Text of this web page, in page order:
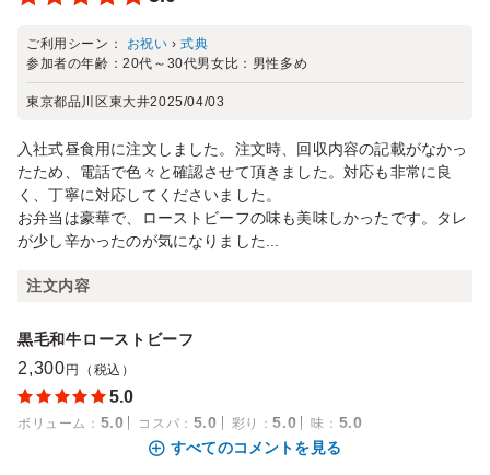
ご利用シーン： お祝い ›式典
参加者の年齢：20代～30代男女比： 男性多め
東京都品川区東大井2025/04/03
入社式昼食用に注文しました。注文時、回収内容の記載がなかっ
たため、電話で色々と確認させて頂きました。対応も非常に良
く、丁寧に対応してくださいました。
お弁当は豪華で、ローストビーフの味も美味しかったです。タレ
が少し辛かったのが気になりました...
注文内容
黒毛和牛ローストビーフ
2,300 円（税込）
5.0
ボリューム ： 5.0 コスパ ： 5.0 彩り ：5.0 味 ： 5.0
すべてのコメントを見る